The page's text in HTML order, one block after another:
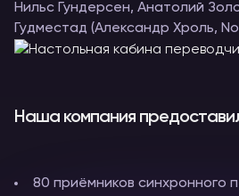
Нильс Гундерсен, Анатолий
Гудместад (Александр Хроль,
Наша компания
80 приёмников синхронного